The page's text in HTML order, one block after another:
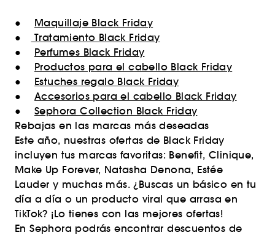
● Maquillaje Black Friday
●
Tratamiento Black Friday
● Perfumes Black Friday
● Productos para el cabello Black Friday
● Estuches regalo Black Friday
● Accesorios para el cabello Black Friday
● Sephora Collection Black Friday
Rebajas en las marcas más deseadas
Este año, nuestras ofertas de Black Friday
incluyen tus marcas favoritas: Benefit, Clinique,
Make Up Forever, Natasha Denona, Estée
Lauder y muchas más. ¿Buscas un básico en tu
día a día o un producto viral que arrasa en
TikTok? ¡Lo tienes con las mejores ofertas!
En Sephora podrás encontrar descuentos de